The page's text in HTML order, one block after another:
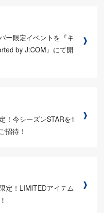
ー限定イベントを『キ
by J:COM』にて開
！今シーズンSTARを1
招待！
定！LIMITEDアイテム